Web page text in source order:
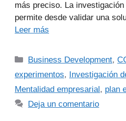
más preciso. La
permite desde validar una
Leer más
Business Development,
experimentos, Investigación
Mentalidad empresarial, plan
Deja un comentario